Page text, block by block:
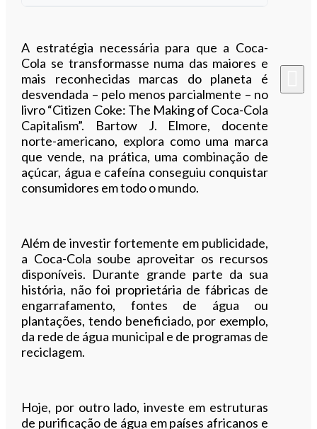
A estratégia necessária para que a Coca-
Cola se transformasse numa das maiores e
mais reconhecidas marcas do planeta é
desvendada – pelo menos parcialmente – no
livro “Citizen Coke: The Making of Coca-Cola
Capitalism”. Bartow J. Elmore, docente
norte-americano, explora como uma marca
que vende, na prática, uma combinação de
açúcar, água e cafeína conseguiu conquistar
consumidores em todo o mundo.
Além de investir fortemente em publicidade,
a Coca-Cola soube aproveitar os recursos
disponíveis. Durante grande parte da sua
história, não foi proprietária de fábricas de
engarrafamento, fontes de água ou
plantações, tendo beneficiado, por exemplo,
da rede de água municipal e de programas de
reciclagem.
Hoje, por outro lado, investe em estruturas
de purificação de água em países africanos e